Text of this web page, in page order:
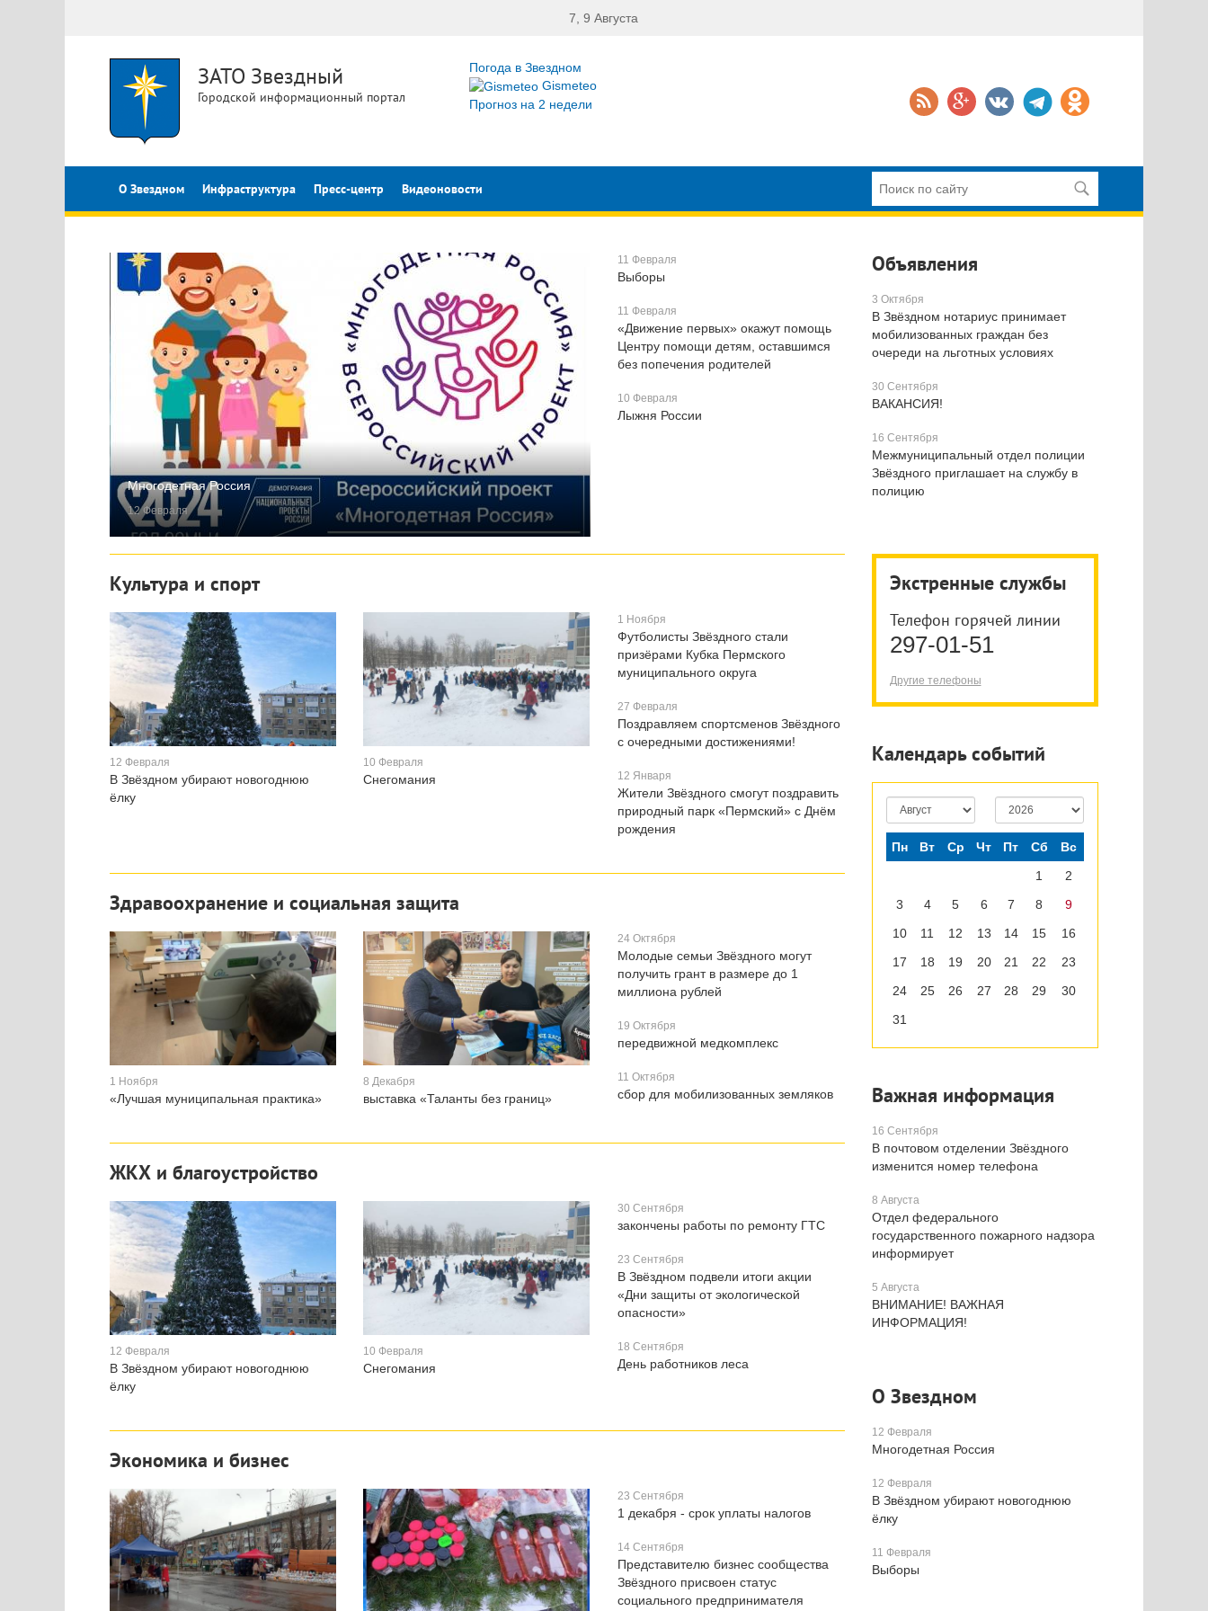
7, 9 Августа
ЗАТО Звездный
Городской информационный портал
Погода в Звездном
Gismeteo
Прогноз на 2 недели
О Звездном Инфраструктура Пресс-центр Видеоновости
Многодетная Россия
12 Февраля
11 Февраля
Выборы
11 Февраля
«Движение первых» окажут помощь
Центру помощи детям, оставшимся
без попечения родителей
10 Февраля
Лыжня России
Культура и спорт
12 Февраля
В Звёздном убирают новогоднюю
ёлку
10 Февраля
Снегомания
1 Ноября
Футболисты Звёздного стали
призёрами Кубка Пермского
муниципального округа
27 Февраля
Поздравляем спортсменов Звёздного
с очередными достижениями!
12 Января
Жители Звёздного смогут поздравить
природный парк «Пермский» с Днём
рождения
Здравоохранение и социальная защита
1 Ноября
«Лучшая муниципальная практика»
8 Декабря
выставка «Таланты без границ»
24 Октября
Молодые семьи Звёздного могут
получить грант в размере до 1
миллиона рублей
19 Октября
передвижной медкомплекс
11 Октября
сбор для мобилизованных земляков
ЖКХ и благоустройство
12 Февраля
В Звёздном убирают новогоднюю
ёлку
10 Февраля
Снегомания
30 Сентября
закончены работы по ремонту ГТС
23 Сентября
В Звёздном подвели итоги акции
«Дни защиты от экологической
опасности»
18 Сентября
День работников леса
Экономика и бизнес
23 Сентября
1 декабря - срок уплаты налогов
14 Сентября
Представителю бизнес сообщества
Звёздного присвоен статус
социального предпринимателя
Объявления
3 Октября
В Звёздном нотариус принимает
мобилизованных граждан без
очереди на льготных условиях
30 Сентября
ВАКАНСИЯ!
16 Сентября
Межмуниципальный отдел полиции
Звёздного приглашает на службу в
полицию
Экстренные службы
Телефон горячей линии
297-01-51
Другие телефоны
Календарь событий
Пн Вт Ср Чт Пт Сб
Вс
1
2
3
4 5 6 7 8
9
10
11 12 13 14 15
16
17
18 19 20 21 22
23
24
25 26 27 28 29
30
31
Важная информация
16 Сентября
В почтовом отделении Звёздного
изменится номер телефона
8 Августа
Отдел федерального
государственного пожарного надзора
информирует
5 Августа
ВНИМАНИЕ! ВАЖНАЯ
ИНФОРМАЦИЯ!
О Звездном
12 Февраля
Многодетная Россия
12 Февраля
В Звёздном убирают новогоднюю
ёлку
11 Февраля
Выборы